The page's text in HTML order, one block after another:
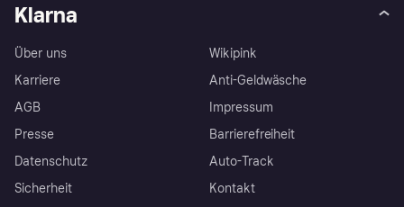
Klarna
Über uns
Karriere
AGB
Presse
Datenschutz
Sicherheit
Wikipink
Anti-Geldwäsche
Impressum
Barrierefreiheit
Auto-Track
Kontakt